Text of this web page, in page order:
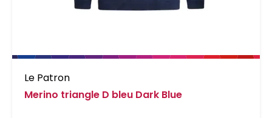
Le Patron
Merino triangle D bleu Dark Blue